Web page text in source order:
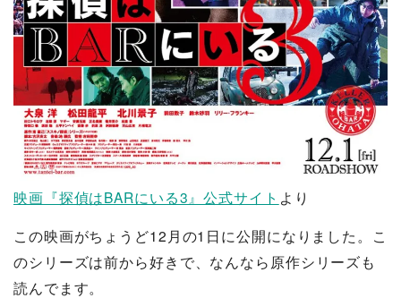
映画『探偵はBARにいる3』公式サイト より
この映画がちょうど12月の1日に公開になりました。こ
のシリーズは前から好きで、なんなら原作シリーズも
読んでます。